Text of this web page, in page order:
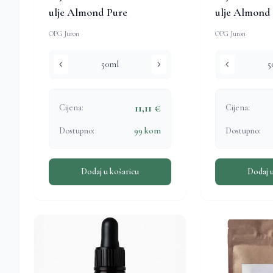
ulje Almond Pure
OPG Juron
chevron_left 50ml chevron_right
Cijena: 11,11 €
Dostupno: 99 kom
Dodaj u košaricu
ulje Almond
OPG Juron
chevron_left
Cijena:
Dostupno:
Dodaj